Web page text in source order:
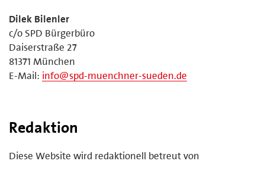
Dilek Bilenler
c/o SPD Bürgerbüro
Daiserstraße 27
81371 München
E-Mail: info@spd-muenchner-sueden.de
Redaktion
Diese Website wird redaktionell betreut von